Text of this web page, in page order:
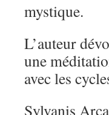
mystique.
L’auteur
une
avec les
Sylvanis